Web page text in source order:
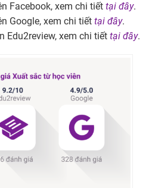
Facebook, xem chi tiết tại đây.
Google, xem chi tiết tại đây.
Edu2review, xem chi tiết tại đây.